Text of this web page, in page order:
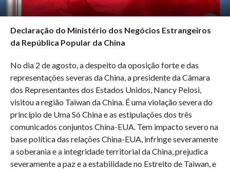
Declaração do Ministério dos Negócios Estrangeiros
da República Popular da China
No dia 2 de agosto, a despeito da oposição forte e das
representações severas da China, a presidente da Câmara
dos Representantes dos Estados Unidos, Nancy Pelosi,
visitou a região Taiwan da China. É uma violação severa do
princípio de Uma Só China e as estipulações dos três
comunicados conjuntos China-EUA. Tem impacto severo na
base política das relações China-EUA, infringe severamente
a soberania e a integridade territorial da China, prejudica
severamente a paz e a estabilidade no Estreito de Taiwan, e